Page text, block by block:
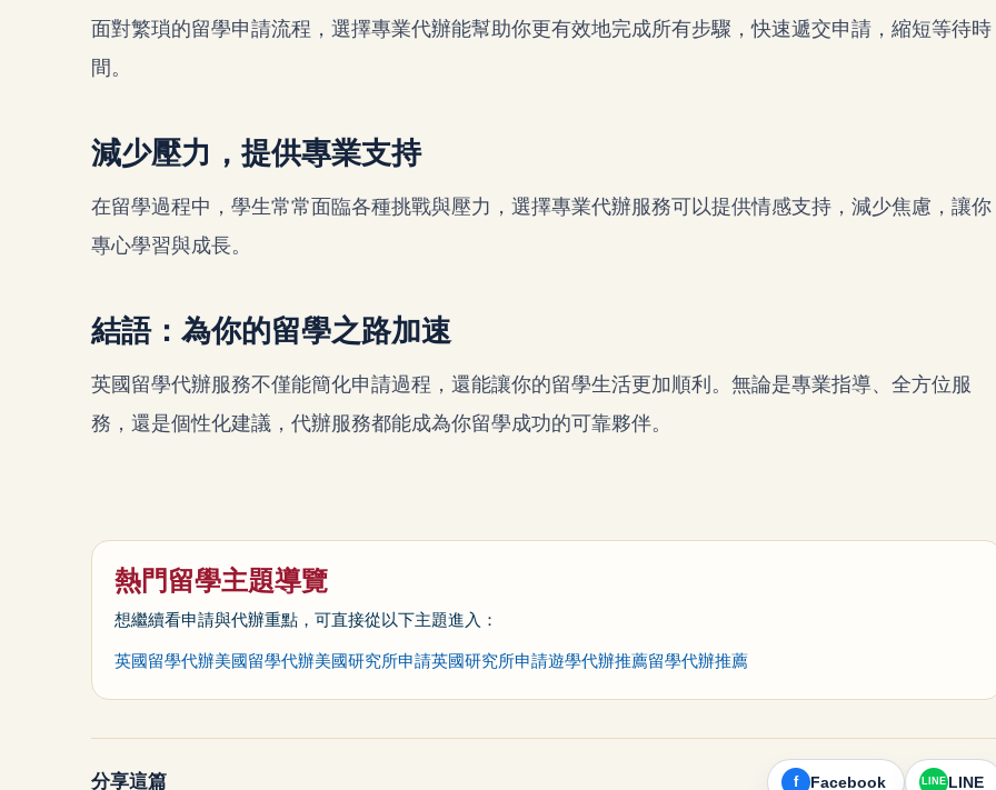
面對繁瑣的留學申請流程，選擇專業代辦能幫助你更有效地完成所有步驟，快速遞交申請，縮短等待時
間。
減少壓力，提供專業支持
在留學過程中，學生常常面臨各種挑戰與壓力，選擇專業代辦服務可以提供情感支持，減少焦慮，讓你
專心學習與成長。
結語：為你的留學之路加速
英國留學代辦服務不僅能簡化申請過程，還能讓你的留學生活更加順利。無論是專業指導、全方位服
務，還是個性化建議，代辦服務都能成為你留學成功的可靠夥伴。
熱門留學主題導覽
想繼續看申請與代辦重點，可直接從以下主題進入：
英國留學代辦美國留學代辦美國研究所申請英國研究所申請遊學代辦推薦留學代辦推薦
分享這篇 Facebook LINE